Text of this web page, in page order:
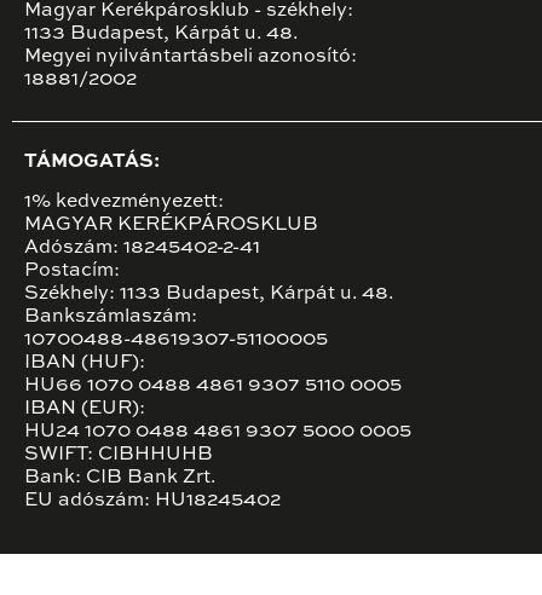
Magyar Kerékpárosklub - székhely:
1133 Budapest, Kárpát u. 48.
Megyei nyilvántartásbeli azonosító:
18881/2002
TÁMOGATÁS:
1% kedvezményezett:
MAGYAR KERÉKPÁROSKLUB
Adószám: 18245402-2-41
Postacím:
Székhely: 1133 Budapest, Kárpát u. 48.
Bankszámlaszám:
10700488-48619307-51100005
IBAN (HUF):
HU66 1070 0488 4861 9307 5110 0005
IBAN (EUR):
HU24 1070 0488 4861 9307 5000 0005
SWIFT: CIBHHUHB
Bank: CIB Bank Zrt.
EU adószám: HU18245402